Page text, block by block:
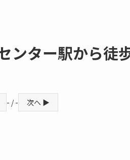
ンター駅から徒
- / - 次へ ▶